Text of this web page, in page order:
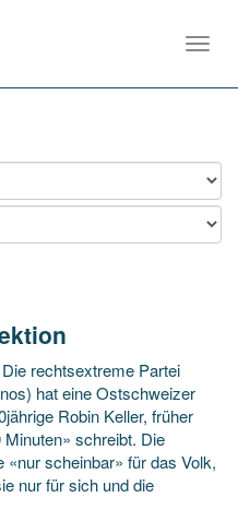
rechtsextreme Partei
hat eine Ostschweizer
Robin Keller, früher
Minuten» schreibt. Die
«nur scheinbar» für das Volk,
nur für sich und die